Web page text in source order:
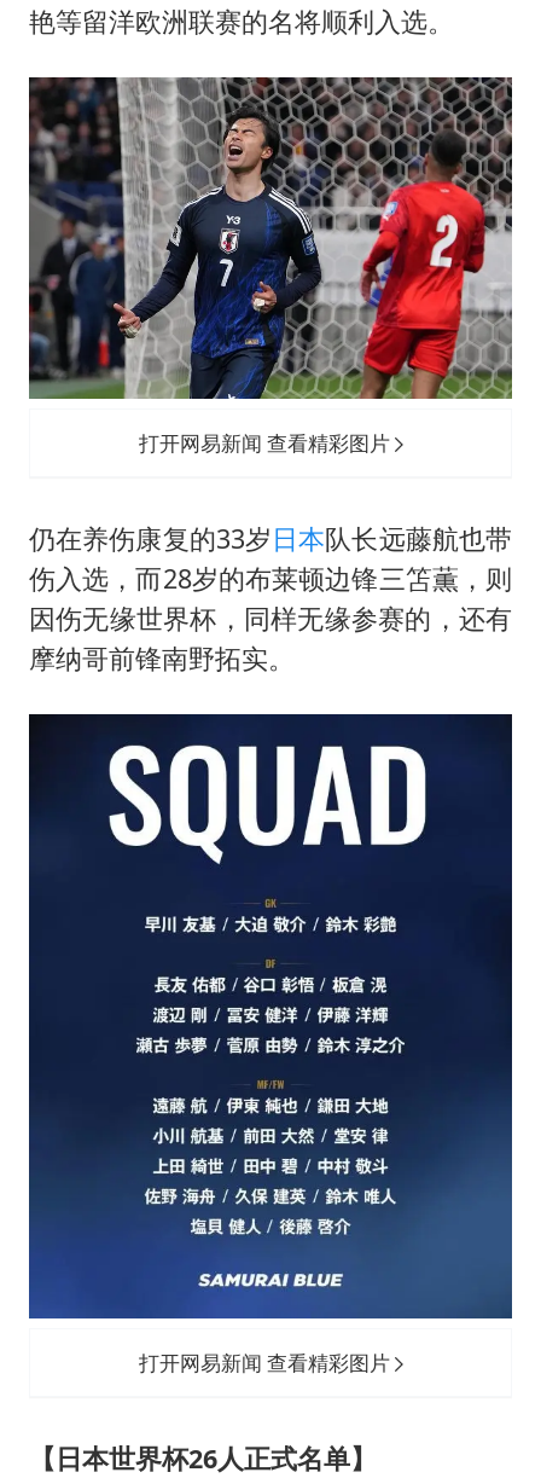
今日立秋你咬秋了吗
公司“上四休三”但要降薪1000元
东方之约 相约未来
艳等留洋欧洲联赛的名将顺利入选。
打开网易新闻 查看精彩图片
仍在养伤康复的33岁日本队长远藤航也带
伤入选，而28岁的布莱顿边锋三笘薫，则
因伤无缘世界杯，同样无缘参赛的，还有
摩纳哥前锋南野拓实。
打开网易新闻 查看精彩图片
【日本世界杯26人正式名单】